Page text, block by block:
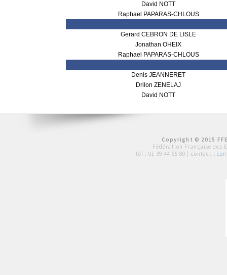
David NOTT
Raphael PAPARAS-CHLOUS
Gerard CEBRON DE LISLE
Jonathan OHEIX
Raphael PAPARAS-CHLOUS
Denis JEANNERET
Drilon ZENELAJ
David NOTT
Copyright © 2015
Fédération Française des
tél : 01 39 44 65 80 | contact :